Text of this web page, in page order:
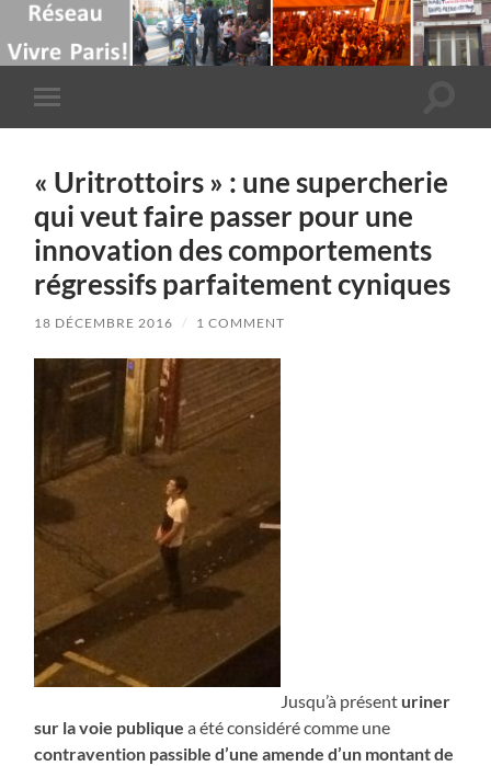
Toggle
mobile
« Uritrottoirs » : une supercherie
qui veut faire passer pour une
innovation des comportements
régressifs parfaitement cyniques
18 DÉCEMBRE 2016 / 1 COMMENT
Jusqu’à présent uriner
sur la voie publique a été considéré comme une
contravention passible d’une amende d’un montant de